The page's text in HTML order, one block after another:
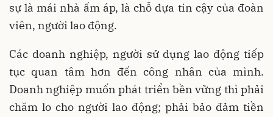
sự là mái nhà ấm áp, là chỗ dựa tin cậy của đoàn
viên, người lao động.
Các doanh nghiệp, người sử dụng lao động tiếp
tục quan tâm hơn đến công nhân của mình.
Doanh nghiệp muốn phát triển bền vững thì phải
chăm lo cho người lao động; phải bảo đảm tiền